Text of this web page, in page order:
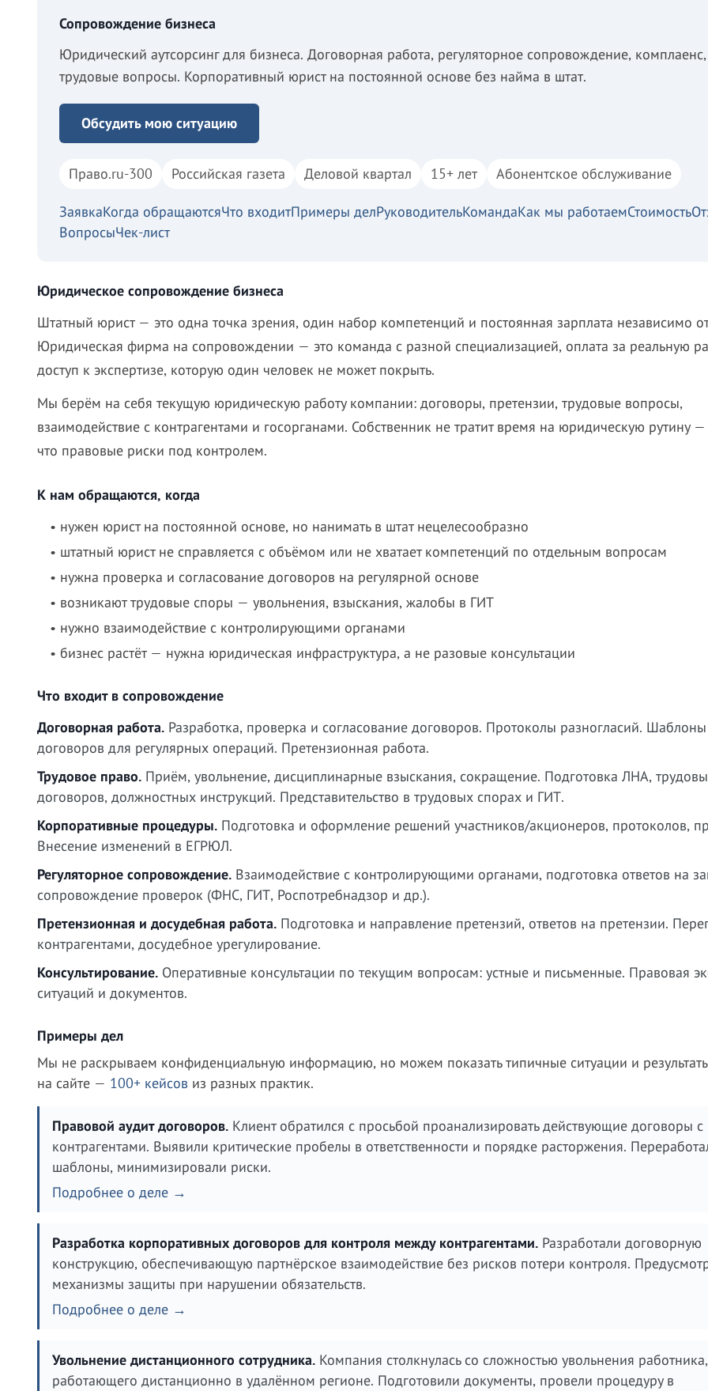
Сопровождение бизнеса
Юридический аутсорсинг для бизнеса. Договорная работа, регуляторное сопровождение, комплаенс,
трудовые вопросы. Корпоративный юрист на постоянной основе без найма в штат.
Обсудить мою ситуацию
Право.ru-300 Российская газета Деловой квартал 15+ лет Абонентское обслуживание
ЗаявкаКогда обращаютсяЧто входитПримеры делРуководительКомандаКак мы работаемСтоимость
ВопросыЧек-лист
Юридическое сопровождение бизнеса
Штатный юрист — это одна точка зрения, один набор компетенций и постоянная зарплата независимо от
Юридическая фирма на сопровождении — это команда с разной специализацией, оплата за реальную
доступ к экспертизе, которую один человек не может покрыть.
Мы берём на себя текущую юридическую работу компании: договоры, претензии, трудовые вопросы,
взаимодействие с контрагентами и госорганами. Собственник не тратит время на юридическую рутину
что правовые риски под контролем.
К нам обращаются, когда
• нужен юрист на постоянной основе, но нанимать в штат нецелесообразно
• штатный юрист не справляется с объёмом или не хватает компетенций по отдельным вопросам
• нужна проверка и согласование договоров на регулярной основе
• возникают трудовые споры — увольнения, взыскания, жалобы в ГИТ
• нужно взаимодействие с контролирующими органами
• бизнес растёт — нужна юридическая инфраструктура, а не разовые консультации
Что входит в сопровождение
Договорная работа. Разработка, проверка и согласование договоров. Протоколы разногласий.
договоров для регулярных операций. Претензионная работа.
Трудовое право. Приём, увольнение, дисциплинарные взыскания, сокращение. Подготовка ЛНА,
договоров, должностных инструкций. Представительство в трудовых спорах и ГИТ.
Корпоративные процедуры. Подготовка и оформление решений участников/акционеров, протоколов,
Внесение изменений в ЕГРЮЛ.
Регуляторное сопровождение. Взаимодействие с контролирующими органами, подготовка ответов на
сопровождение проверок (ФНС, ГИТ, Роспотребнадзор и др.).
Претензионная и досудебная работа. Подготовка и направление претензий, ответов на претензии.
контрагентами, досудебное урегулирование.
Консультирование. Оперативные консультации по текущим вопросам: устные и письменные. Правовая
ситуаций и документов.
Примеры дел
Мы не раскрываем конфиденциальную информацию, но можем показать типичные ситуации и
на сайте — 100+ кейсов из разных практик.
Правовой аудит договоров. Клиент обратился с просьбой проанализировать действующие договоры с
контрагентами. Выявили критические пробелы в ответственности и порядке расторжения.
шаблоны, минимизировали риски.
Подробнее о деле →
Разработка корпоративных договоров для контроля между контрагентами. Разработали договорную
конструкцию, обеспечивающую партнёрское взаимодействие без рисков потери контроля.
механизмы защиты при нарушении обязательств.
Подробнее о деле →
Увольнение дистанционного сотрудника. Компания столкнулась со сложностью увольнения работника,
работающего дистанционно в удалённом регионе. Подготовили документы, провели процедуру в